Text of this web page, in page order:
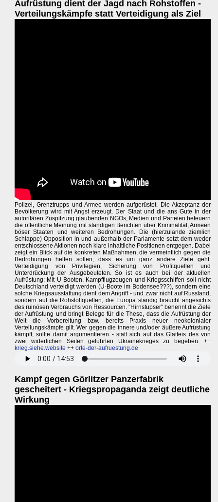
Aufrüstung dient der Jagd nach Rohstoffen -
Verteilungskämpfe statt Verteidigung als Ziel
Polizei, Grenztrupps und Armee werden aufgerüstet. Die Akzeptanz der
Bevölkerung wird mit Angst erzeugt. Der Staat und die ans Gute in der
autoritären Zuspitzung glaubenden NGOs, Medien und Parteien befeuern
die öffentliche Meinung mit ständigen Berichten über Kriminalität, Armeen
böser Staaten und weiteren Bedrohungen. Die (hierzulande ziemlich
Schlappe) Opposition in und außerhalb der Parlamente setzt dem weder
entschlossene Aktionen noch klare inhaltliche Positionen entgegen. Dabei
zeigt ein Blick auf die konkreten Maßnahmen, die vermeintlich gegen die
Bedrohungen helfen sollen, dass es um ganz andere Ziele geht:
Verteidigung von Privilegien, Sicherung von Profitquellen und
Unterdrückung der Ausgebeuteten. So ist es auch bei der aktuellen
Aufrüstung: Mit U-Booten, Kampfflugzeugen und Kriegsschiffen soll nicht
Deutschland verteidigt werden (U-Boote im Bodensee???), sondern eine
solche Kriegsausstattung dient dem Angriff - und zwar nicht auf Russland,
sondern auf die Rohstoffquellen, die Europa ständig braucht angesichts
des ruinösen Verbrauchs von Ressourcen. "Hirnstupser" benennt die Ziele
der Aufrüstung und bringt Belege für die These, dass die Aufrüstung der
Welt die Vorbereitung bzw. bereits Praxis neuer neokolonialer
Verteilungskämpfe gilt. Wer gegen die innere und/oder äußere Aufrüstung
kämpft, sollte damit argumentieren - statt sich auf das Glatteis des von
zwei widerlichen Seiten geführten Ukrainekrieges zu begeben. ++
krieg.siehe.website ++ orte-der-aufruestung.de
Kampf gegen Görlitzer Panzerfabrik
gescheitert - Kriegspropaganda zeigt deutliche
Wirkung